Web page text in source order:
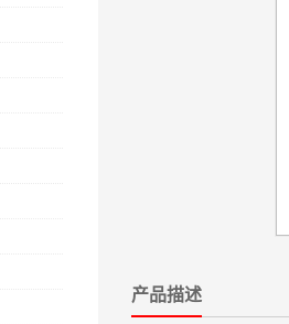
产品描述